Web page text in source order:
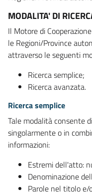
MODALITA' DI
Il Motore di
le Regioni/Province
attraverso le seguenti
Ricerca semplice;
Ricerca avanzata.
Ricerca semplice
Tale modalità consente
singolarmente o in
informazioni:
Estremi dell'atto:
Denominazione
Parole nel titolo e/